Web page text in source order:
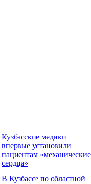
Кузбасские медики
впервые установили
пациентам «механические
сердца»
В Кузбассе по областной